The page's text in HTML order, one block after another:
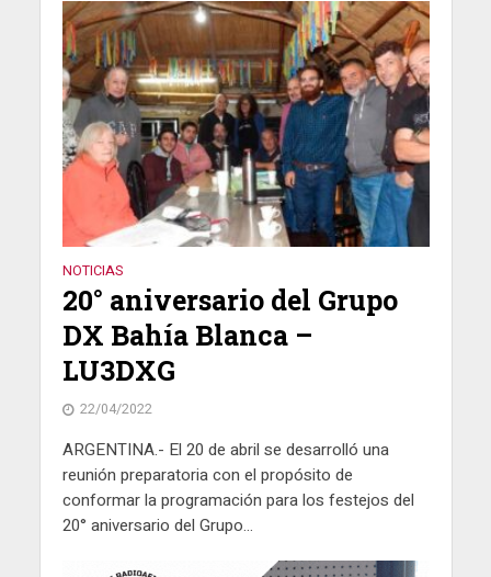
NOTICIAS
20° aniversario del Grupo
DX Bahía Blanca –
LU3DXG
22/04/2022
ARGENTINA.- El 20 de abril se desarrolló una
reunión preparatoria con el propósito de
conformar la programación para los festejos del
20° aniversario del Grupo...